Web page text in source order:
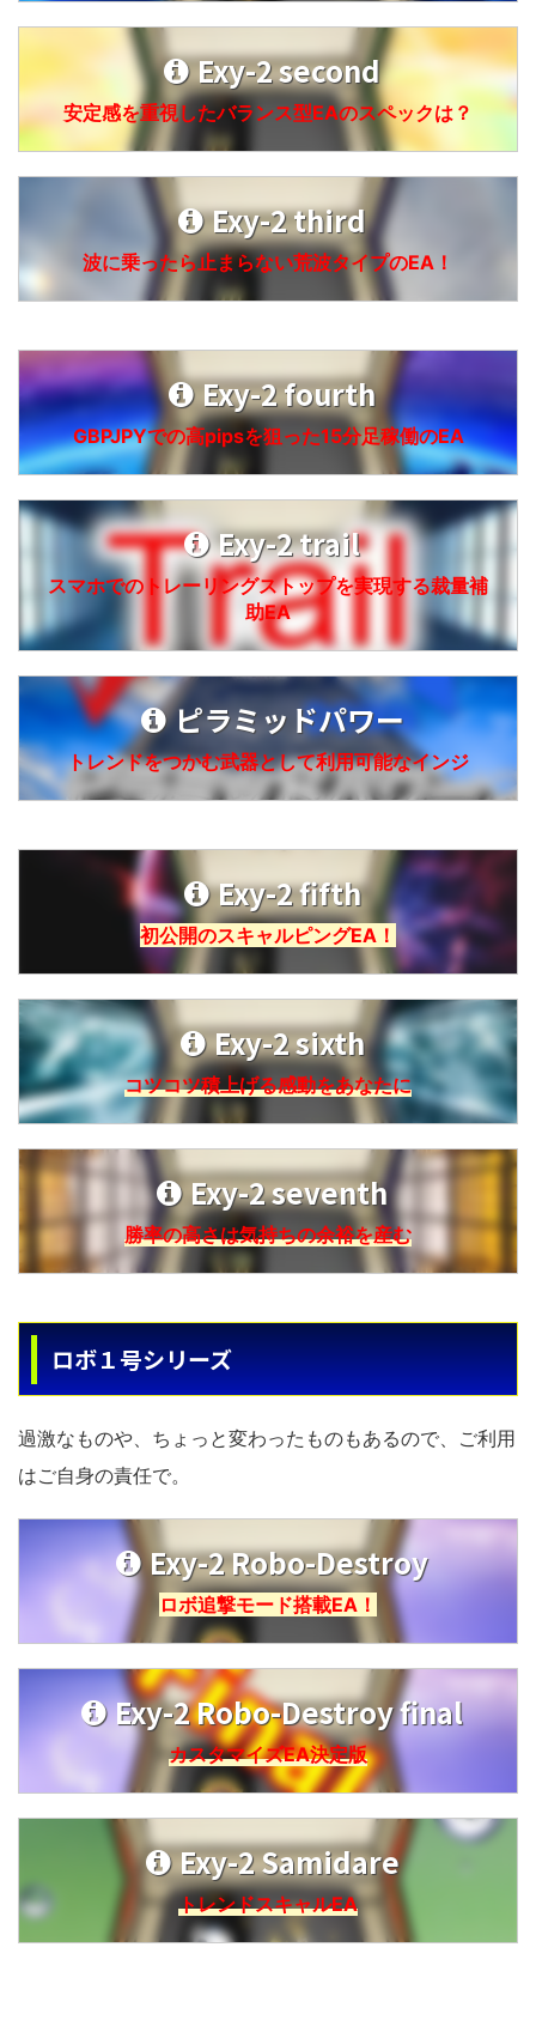
Exy-2 second
安定感を重視したバランス型EAのスペックは？
Exy-2 third
波に乗ったら止まらない荒波タイプのEA！
Exy-2 fourth
GBPJPYでの高pipsを狙った15分足稼働のEA
Exy-2 trail
スマホでのトレーリングストップを実現する裁量補
助EA
ピラミッドパワー
トレンドをつかむ武器として利用可能なインジ
Exy-2 fifth
初公開のスキャルピングEA！
Exy-2 sixth
コツコツ積上げる感動をあなたに
Exy-2 seventh
勝率の高さは気持ちの余裕を産む
ロボ１号シリーズ
過激なものや、ちょっと変わったものもあるので、ご利用
はご自身の責任で。
Exy-2 Robo-Destroy
ロボ追撃モード搭載EA！
Exy-2 Robo-Destroy final
カスタマイズEA決定版
Exy-2 Samidare
トレンドスキャルEA